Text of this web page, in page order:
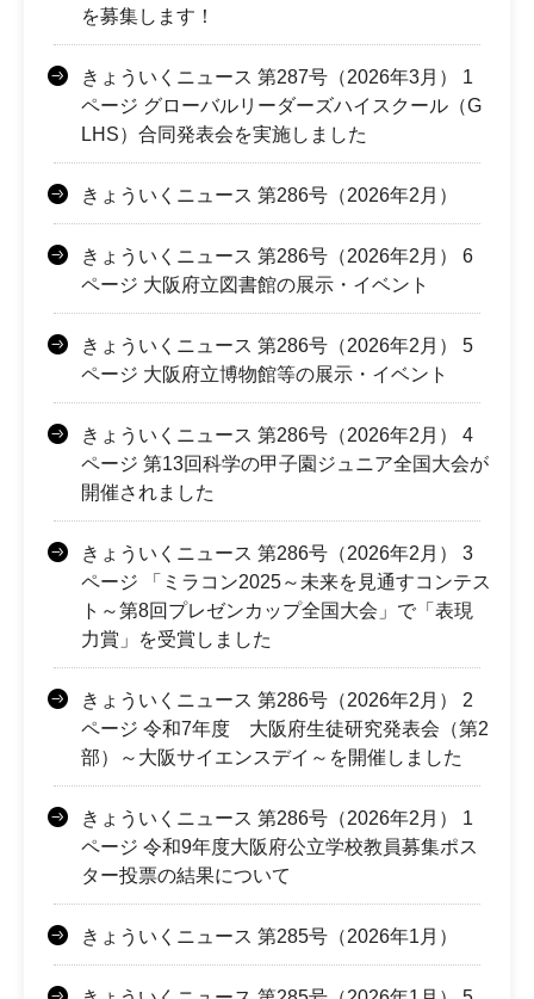
を募集します！
きょういくニュース 第287号（2026年3月） 1
ページ グローバルリーダーズハイスクール（G
LHS）合同発表会を実施しました
きょういくニュース 第286号（2026年2月）
きょういくニュース 第286号（2026年2月） 6
ページ 大阪府立図書館の展示・イベント
きょういくニュース 第286号（2026年2月） 5
ページ 大阪府立博物館等の展示・イベント
きょういくニュース 第286号（2026年2月） 4
ページ 第13回科学の甲子園ジュニア全国大会が
開催されました
きょういくニュース 第286号（2026年2月） 3
ページ 「ミラコン2025～未来を見通すコンテス
ト～第8回プレゼンカップ全国大会」で「表現
力賞」を受賞しました
きょういくニュース 第286号（2026年2月） 2
ページ 令和7年度 大阪府生徒研究発表会（第2
部）～大阪サイエンスデイ～を開催しました
きょういくニュース 第286号（2026年2月） 1
ページ 令和9年度大阪府公立学校教員募集ポス
ター投票の結果について
きょういくニュース 第285号（2026年1月）